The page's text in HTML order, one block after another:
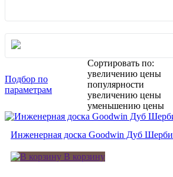
Подбор по
параметрам
Сортировать по:
увеличению цены
популярности
увеличению цены
уменьшению цены
Инженерная доска Goodwin Дуб Шерби
В корзину